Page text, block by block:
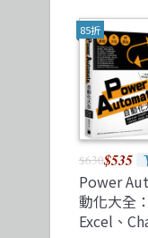
85折
$630$535
Power
動化大全
Excel、